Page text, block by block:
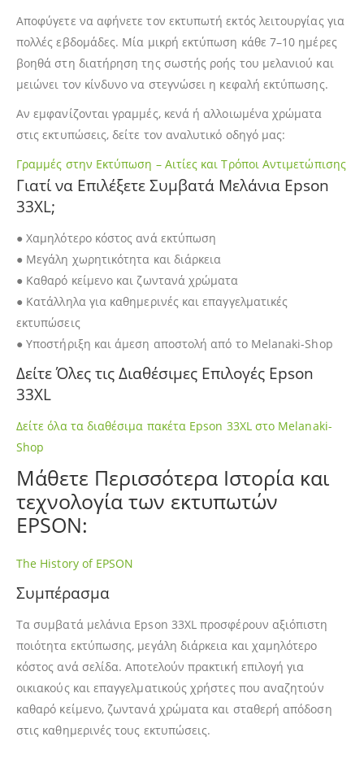
Αποφύγετε να αφήνετε τον εκτυπωτή εκτός λειτουργίας για
πολλές εβδομάδες. Μία μικρή εκτύπωση κάθε 7–10 ημέρες
βοηθά στη διατήρηση της σωστής ροής του μελανιού και
μειώνει τον κίνδυνο να στεγνώσει η κεφαλή εκτύπωσης.
Αν εμφανίζονται γραμμές, κενά ή αλλοιωμένα χρώματα
στις εκτυπώσεις, δείτε τον αναλυτικό οδηγό μας:
Γραμμές στην Εκτύπωση – Αιτίες και Τρόποι Αντιμετώπισης
Γιατί να Επιλέξετε Συμβατά Μελάνια Epson
33XL;
● Χαμηλότερο κόστος ανά εκτύπωση
● Μεγάλη χωρητικότητα και διάρκεια
● Καθαρό κείμενο και ζωντανά χρώματα
● Κατάλληλα για καθημερινές και επαγγελματικές
εκτυπώσεις
● Υποστήριξη και άμεση αποστολή από το Melanaki-Shop
Δείτε Όλες τις Διαθέσιμες Επιλογές Epson
33XL
Δείτε όλα τα διαθέσιμα πακέτα Epson 33XL στο Melanaki-
Shop
Μάθετε Περισσότερα Ιστορία και
τεχνολογία των εκτυπωτών
EPSON:
The History of EPSON
Συμπέρασμα
Τα συμβατά μελάνια Epson 33XL προσφέρουν αξιόπιστη
ποιότητα εκτύπωσης, μεγάλη διάρκεια και χαμηλότερο
κόστος ανά σελίδα. Αποτελούν πρακτική επιλογή για
οικιακούς και επαγγελματικούς χρήστες που αναζητούν
καθαρό κείμενο, ζωντανά χρώματα και σταθερή απόδοση
στις καθημερινές τους εκτυπώσεις.